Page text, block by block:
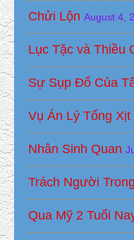
Chửi Lộn August 4,
Lục Tặc và Thiều
Sự Sụp Đổ Của
Vụ Án Lý Tống
Nhân Sinh Quan
Trách Người
Qua Mỹ 2 Tuổi